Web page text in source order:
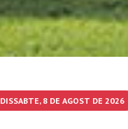
DISSABTE, 8 DE AGOST DE 2026